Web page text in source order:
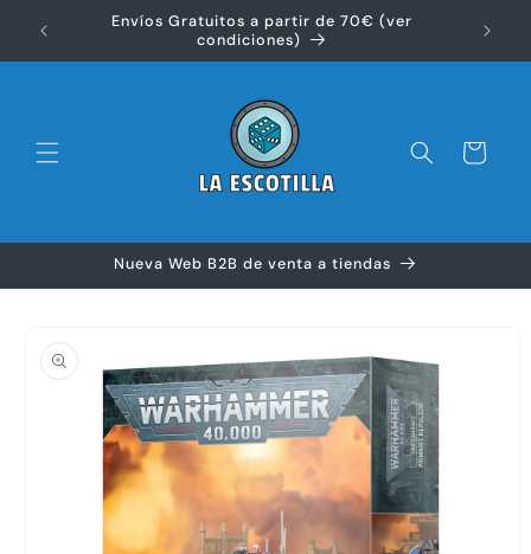
directamenteEnvíos Gratuitos a partir de 70€ (ver
condiciones)
Carrito
Nueva Web B2B de venta a tiendas
información
del producto